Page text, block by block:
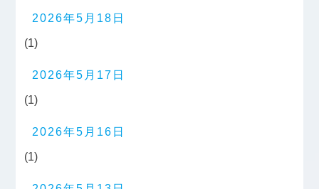
2026年5月18日
(1)
2026年5月17日
(1)
2026年5月16日
(1)